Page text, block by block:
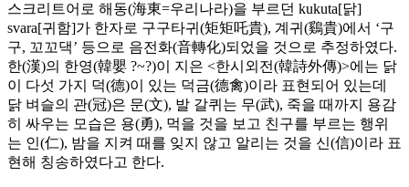
스크리트어로 해동(海東=우리나라)을 부르던 kukuta[닭]
svara[귀함]가 한자로 구구타귀(矩矩吒貴), 계귀(鷄貴)에서 ‘구
구, 꼬꼬댁’ 등으로 음전화(音轉化)되었을 것으로 추정하였다.
한(漢)의 한영(韓嬰 ?~?)이 지은 <한시외전(韓詩外傳)>에는 닭
이 다섯 가지 덕(德)이 있는 덕금(德禽)이라 표현되어 있는데
닭 벼슬의 관(冠)은 문(文), 발 갈퀴는 무(武), 죽을 때까지 용감
히 싸우는 모습은 용(勇), 먹을 것을 보고 친구를 부르는 행위
는 인(仁), 밤을 지켜 때를 잊지 않고 알리는 것을 신(信)이라 표
현해 칭송하였다고 한다.